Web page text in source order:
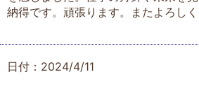
納得です。頑張ります。またよろしく
日付：2024/4/11